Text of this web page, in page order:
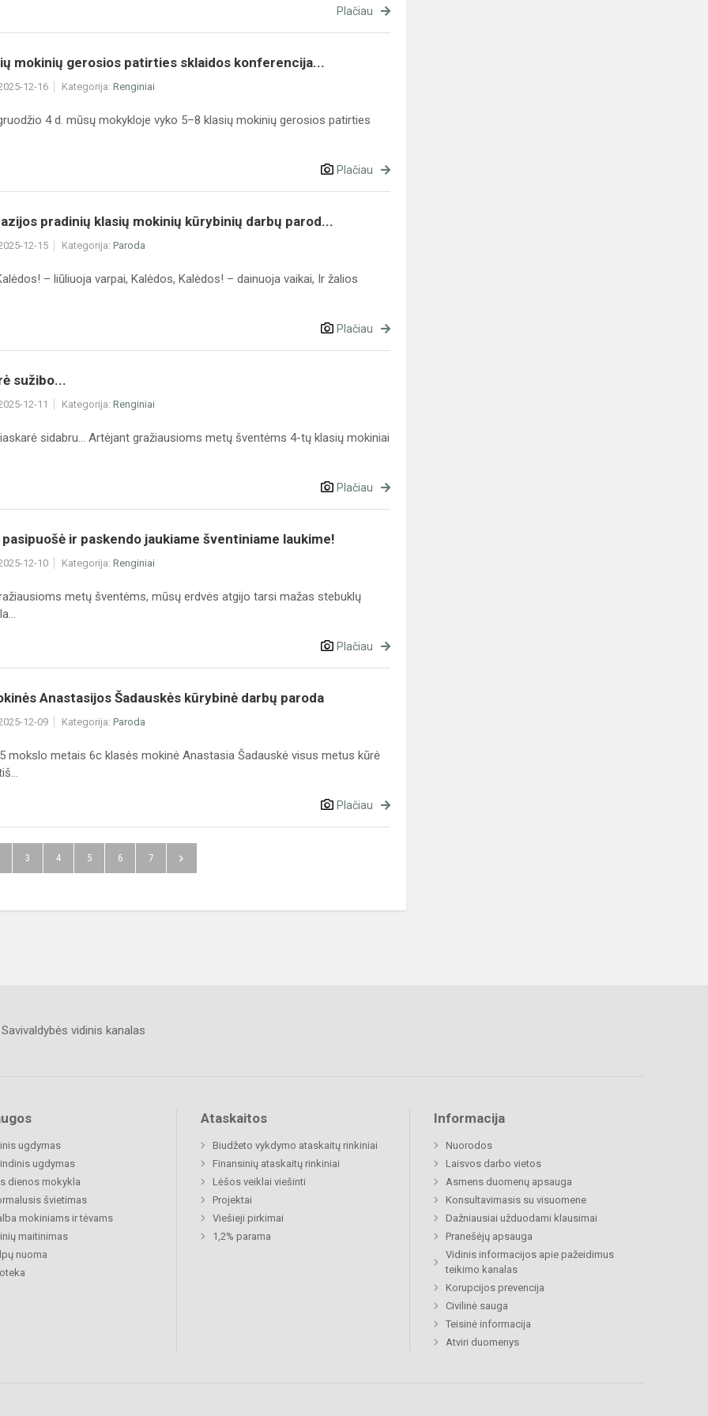
Plačiau
mokinių gerosios patirties sklaidos konferencija...
12-16 Kategorija: Renginiai
4 d. mūsų mokykloje vyko 5–8 klasių mokinių gerosios patirties
Plačiau
pradinių klasių mokinių kūrybinių darbų parod...
12-15 Kategorija: Paroda
– liūliuoja varpai, Kalėdos, Kalėdos! – dainuoja vaikai, Ir žalios
Plačiau
sužibo...
12-11 Kategorija: Renginiai
sidabru... Artėjant gražiausioms metų šventėms 4-tų klasių mokiniai
Plačiau
ir paskendo jaukiame šventiniame laukime!
12-10 Kategorija: Renginiai
metų šventėms, mūsų erdvės atgijo tarsi mažas stebuklų
Plačiau
Anastasijos Šadauskės kūrybinė darbų paroda
12-09 Kategorija: Paroda
mokslo metais 6c klasės mokinė Anastasia Šadauskė visus metus kūrė
Plačiau
3 4 5 6 7
Savivaldybės vidinis kanalas
ugdymas
ugdymas
dienos mokykla
švietimas
mokiniams ir tėvams
maitinimas
nuoma
Ataskaitos
Biudžeto vykdymo ataskaitų rinkiniai
Finansinių ataskaitų rinkiniai
Lėšos veiklai viešinti
Projektai
Viešieji pirkimai
1,2% parama
Informacija
Nuorodos
Laisvos darbo vietos
Asmens duomenų apsauga
Konsultavimasis su visuomene
Dažniausiai užduodami klausimai
Pranešėjų apsauga
Vidinis informacijos apie pažeidimus
teikimo kanalas
Korupcijos prevencija
Civilinė sauga
Teisinė informacija
Atviri duomenys